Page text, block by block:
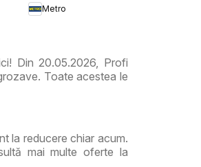
Tendințe și
Metro
Din 20.05.2026, Profi
Toate acestea le
la reducere chiar acum.
mai multe oferte la